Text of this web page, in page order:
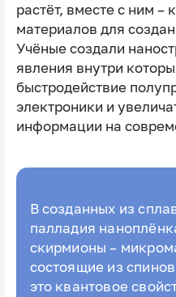
растёт, вместе с ним –
материалов для
Учёные создали
явления внутри
быстродействие
электроники и
информации на
В созданных из
палладия
скирмионы –
состоящие из
это квантовое